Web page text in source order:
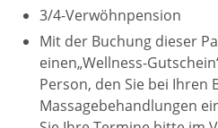
3/4-Verwöhnpension
Mit der Buchung dieser
einen„Wellness-
Person, den Sie bei Ihren
Massagebehandlungen